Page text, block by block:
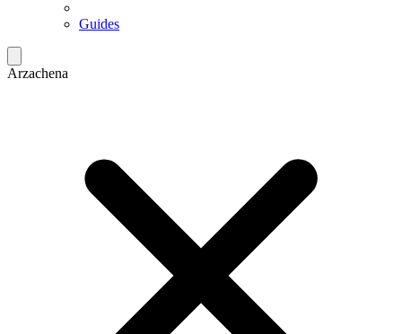
Guides
Arzachena